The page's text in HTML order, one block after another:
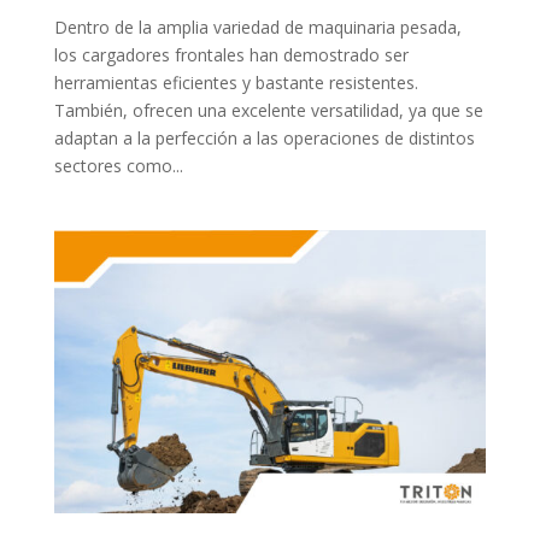
Dentro de la amplia variedad de maquinaria pesada,
los cargadores frontales han demostrado ser
herramientas eficientes y bastante resistentes.
También, ofrecen una excelente versatilidad, ya que se
adaptan a la perfección a las operaciones de distintos
sectores como...